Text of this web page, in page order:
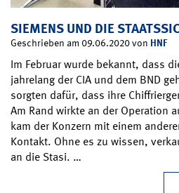
SIEMENS UND DIE
Geschrieben am 09.06.2020 von HNF
Im Februar wurde bekannt, dass
jahrelang der CIA und dem BND
sorgten dafür, dass ihre
Am Rand wirkte an der Operation
kam der Konzern mit einem
Kontakt. Ohne es zu wissen,
an die Stasi. …